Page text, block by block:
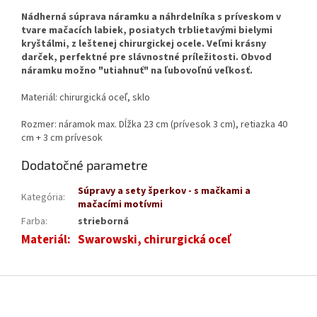
Nádherná súprava náramku a náhrdelníka s príveskom v
tvare mačacích labiek, posiatych trblietavými bielymi
kryštálmi, z leštenej chirurgickej ocele. Veľmi krásny
darček, perfektné pre slávnostné príležitosti. Obvod
náramku možno "utiahnuť" na ľubovoľnú veľkosť.
Materiál: chirurgická oceľ, sklo
Rozmer: náramok max. Dĺžka 23 cm (prívesok 3 cm), retiazka 40
cm + 3 cm prívesok
Dodatočné parametre
Kategória:
Súpravy a sety šperkov - s mačkami a
mačacími motívmi
Farba: strieborná
Materiál: Swarowski, chirurgická oceľ